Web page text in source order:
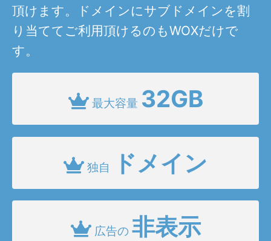
頂けます。ドメインにサブドメインを割
り当ててご利用頂けるのもWOXだけで
す。
最大容量 32GB
独自 ドメイン
広告の 非表示